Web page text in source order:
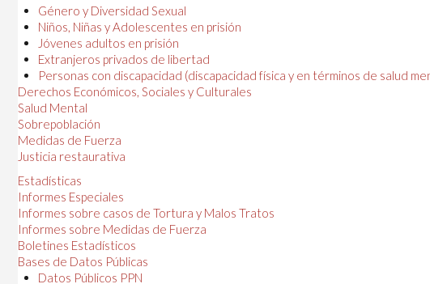
Género y Diversidad Sexual
Niños, Niñas y Adolescentes en prisión
Jóvenes adultos en prisión
Extranjeros privados de libertad
Personas con discapacidad (discapacidad física y en términos de salud
Derechos Económicos, Sociales y Culturales
Salud Mental
Sobrepoblación
Medidas de Fuerza
Justicia restaurativa
Estadísticas
Informes Especiales
Informes sobre casos de Tortura y Malos Tratos
Informes sobre Medidas de Fuerza
Boletines Estadísticos
Bases de Datos Públicas
Datos Públicos PPN